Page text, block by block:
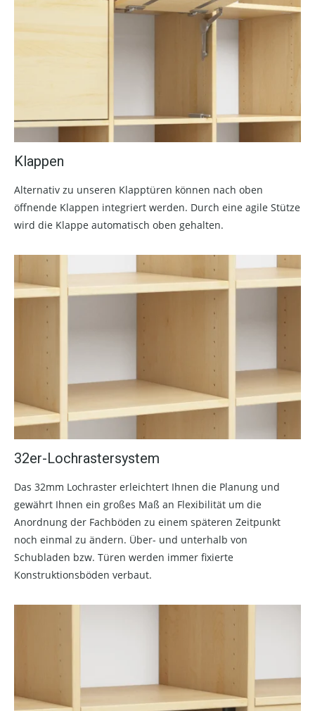
Klappen
Alternativ zu unseren Klapptüren können nach oben
öffnende Klappen integriert werden. Durch eine agile Stütze
wird die Klappe automatisch oben gehalten.
32er-Lochrastersystem
Das 32mm Lochraster erleichtert Ihnen die Planung und
gewährt Ihnen ein großes Maß an Flexibilität um die
Anordnung der Fachböden zu einem späteren Zeitpunkt
noch einmal zu ändern. Über- und unterhalb von
Schubladen bzw. Türen werden immer fixierte
Konstruktionsböden verbaut.